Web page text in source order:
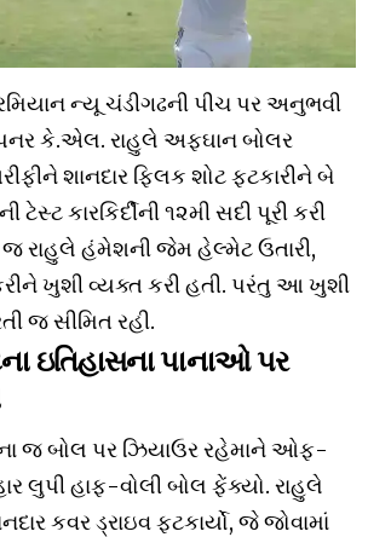
ન્યૂ ચંડીગઢની પીચ પર અનુભવી
કે.એલ. રાહુલે અફઘાન બોલર
શાનદાર ફ્લિક શોટ ફટકારીને બે
ટેસ્ટ કારકિર્દીની ૧૨મી સદી પૂરી કરી
જ રાહુલે હંમેશની જેમ હેલ્મેટ ઉતારી,
ખુશી વ્યક્ત કરી હતી. પરંતુ આ ખુશી
જ સીમિત રહી.
ઇતિહાસના પાનાઓ પર
જ બોલ પર ઝિયાઉર રહેમાને ઓફ-
લુપી હાફ-વોલી બોલ ફેંક્યો. રાહુલે
કવર ડ્રાઇવ ફટકાર્યો, જે જોવામાં